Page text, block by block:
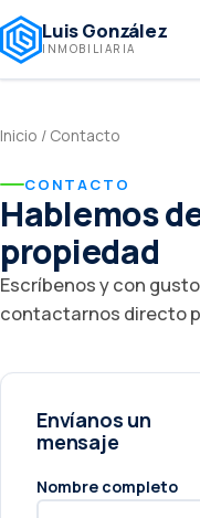
Luis González
INMOBILIARIA
Inicio / Contacto
CONTACTO
Hablemos
propiedad
Escríbenos y con
contactarnos directo
Envíanos un
mensaje
Nombre completo